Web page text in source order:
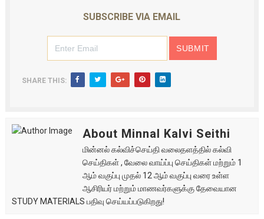
SUBSCRIBE VIA EMAIL
SHARE THIS:
About Minnal Kalvi Seithi
மின்னல் கல்விச்செய்தி வலைதளத்தில் கல்வி
செய்திகள் , வேலை வாய்ப்பு செய்திகள் மற்றும் 1
ஆம் வகுப்பு முதல் 12 ஆம் வகுப்பு வரை உள்ள
ஆசிரியர் மற்றும் மாணவர்களுக்கு தேவையான
STUDY MATERIALS பதிவு செய்யப்படுகிறது!